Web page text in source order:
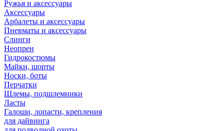
Ружья и аксессуары
Аксессуары
Арбалеты и аксессуары
Пневматы и аксессуары
Слинги
Неопрен
Гидрокостюмы
Майки, шорты
Носки, боты
Перчатки
Шлемы, подшлемники
Ласты
Галоши, лопасти, крепления
для дайвинга